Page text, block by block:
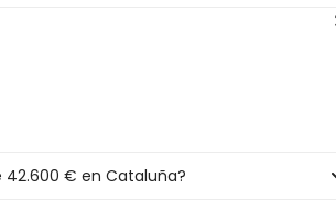
42.600 € en Cataluña?